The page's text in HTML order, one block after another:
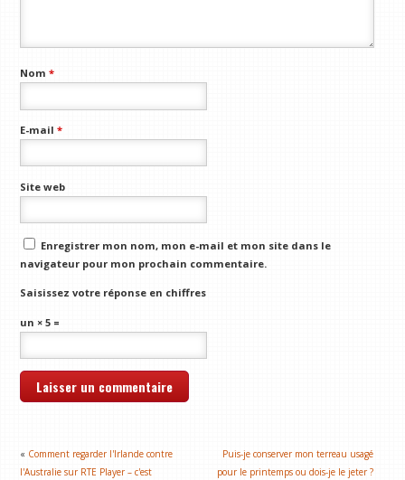
Nom*
E-mail*
Site web
Enregistrer mon nom, mon e-mail et mon site dans le
navigateur pour mon prochain commentaire.
Saisissez votre réponse en chiffres
un × 5 =
« Comment regarder l'Irlande contre
l'Australie sur RTE Player – c'est
Puis-je conserver mon terreau usagé
pour le printemps ou dois-je le jeter ?